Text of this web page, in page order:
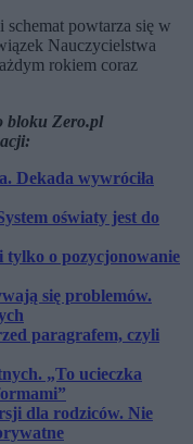
schemat powtarza się w
Nauczycielstwa
rokiem coraz
bloku Zero.pl
Dekada wywróciła
oświaty jest do
tylko o pozycjonowanie
się problemów.
paragrafem, czyli
„To ucieczka
dla rodziców. Nie